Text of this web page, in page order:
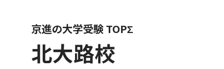
京進の大学受験 TOPΣ
北大路校